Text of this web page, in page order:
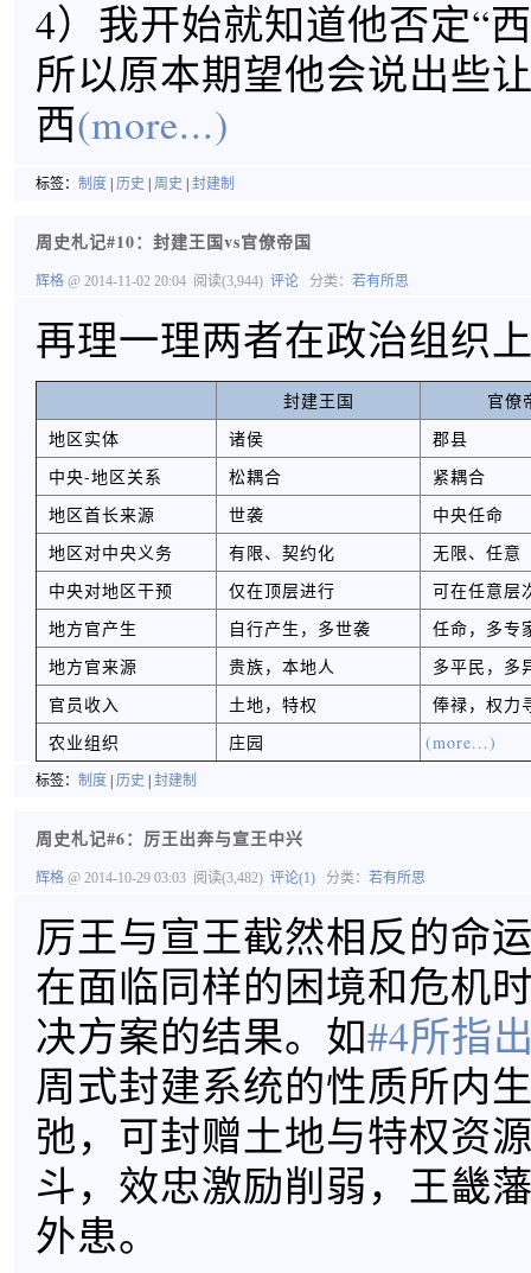
4）我开始就知道他否定“
所以原本期望他会说出些
西(more...)
标签： 制度 历史 周史 封建制
周史札记#10：封建王国vs官僚帝国
辉格 @ 2014-11-02 20:04 阅读(3,944) 评论 分类： 若有所思
再理一理两者在政治组织
封建王国
官僚
地区实体
诸侯
郡县
中央-地区关系
松耦合
紧耦合
地区首长来源
世袭
中央任命
地区对中央义务
有限、契约化
无限、任意
中央对地区干预
仅在顶层进行
可在任意层
地方官产生
自行产生，多世袭
任命，多专
地方官来源
贵族，本地人
多平民，多
官员收入
土地，特权
俸禄，权力
农业组织
庄园 (more...)
标签： 制度 历史 封建制
周史札记#6：厉王出奔与宣王中兴
辉格 @ 2014-10-29 03:03 阅读(3,482) 评论(1) 分类： 若有所思
厉王与宣王截然相反的命
在面临同样的困境和危机
决方案的结果。如#4所指
周式封建系统的性质所内
弛，可封赠土地与特权资
斗，效忠激励削弱，王畿
外患。